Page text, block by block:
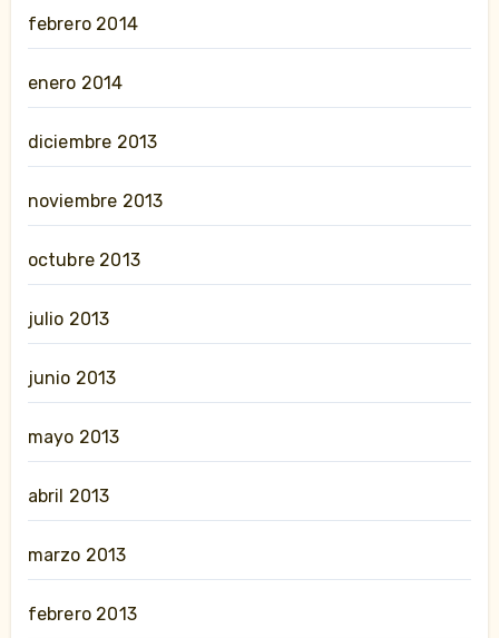
febrero 2014
enero 2014
diciembre 2013
noviembre 2013
octubre 2013
julio 2013
junio 2013
mayo 2013
abril 2013
marzo 2013
febrero 2013